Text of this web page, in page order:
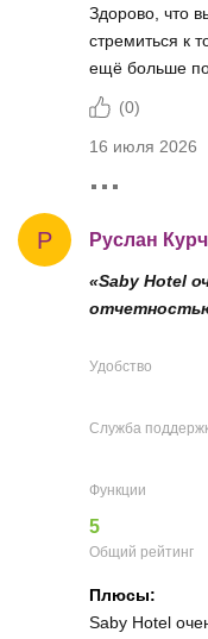
Здорово, что
стремиться к
ещё больше
(0)
16 июля 2026
Р Руслан
«Saby Hotel
Удобство
Служба
Функции
5
Общий рейтинг
Плюсы:
Saby Hotel